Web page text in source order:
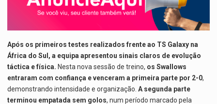
Após os primeiros testes realizados frente ao TS Galaxy na
África do Sul, a equipa apresentou sinais claros de evolução
táctica e física. Nesta nova sessão de treino, os Swallows
entraram com confiança e venceram a primeira parte por 2-0,
demonstrando intensidade e organização. A segunda parte
terminou empatada sem golos, num período marcado pela